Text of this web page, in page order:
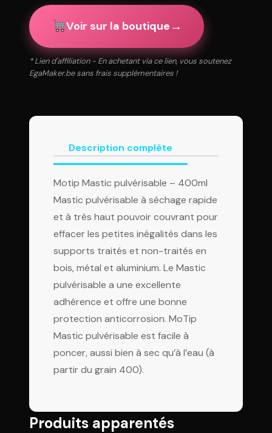
Voir sur la boutique →
* Lien d'affiliation - En achetant via ce lien, vous soutenez
EgaMaker.be sans frais supplémentaires !
Description complète
Motip Mastic pulvérisable – 400ml
Mastic pulvérisable à séchage rapide
et à très haut pouvoir couvrant pour
effacer les petites inégalités dans les
supports traités et non-traités en
bois, métal et aluminium. Le Mastic
pulvérisable a une excellente
adhérence et offre une bonne
protection anticorrosion. MoTip
Mastic pulvérisable est facile à
poncer, aussi bien à sec qu’à l’eau (à
partir du grain 400).
Produits apparentés